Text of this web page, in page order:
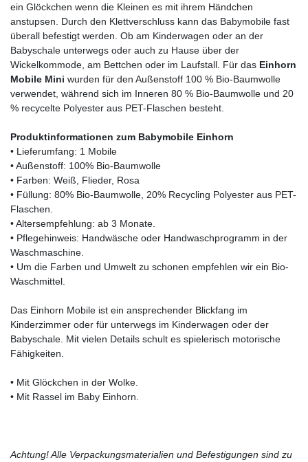
ein Glöckchen wenn die Kleinen es mit ihrem Händchen
anstupsen. Durch den Klettverschluss kann das Babymobile fast
überall befestigt werden. Ob am Kinderwagen oder an der
Babyschale unterwegs oder auch zu Hause über der
Wickelkommode, am Bettchen oder im Laufstall. Für das Einhorn
Mobile Mini wurden für den Außenstoff 100 % Bio-Baumwolle
verwendet, während sich im Inneren 80 % Bio-Baumwolle und 20
% recycelte Polyester aus PET-Flaschen besteht.
Produktinformationen zum Babymobile Einhorn
• Lieferumfang: 1 Mobile
• Außenstoff: 100% Bio-Baumwolle
• Farben: Weiß, Flieder, Rosa
• Füllung: 80% Bio-Baumwolle, 20% Recycling Polyester aus PET-
Flaschen.
• Altersempfehlung: ab 3 Monate.
• Pflegehinweis: Handwäsche oder Handwaschprogramm in der
Waschmaschine.
• Um die Farben und Umwelt zu schonen empfehlen wir ein Bio-
Waschmittel.
Das Einhorn Mobile ist ein ansprechender Blickfang im
Kinderzimmer oder für unterwegs im Kinderwagen oder der
Babyschale. Mit vielen Details schult es spielerisch motorische
Fähigkeiten.
• Mit Glöckchen in der Wolke.
• Mit Rassel im Baby Einhorn.
Achtung! Alle Verpackungsmaterialien und Befestigungen sind zu